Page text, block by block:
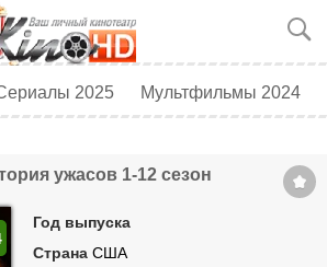
2025 Мультфильмы 2024
ужасов 1-12 сезон
Год выпуска
Страна США